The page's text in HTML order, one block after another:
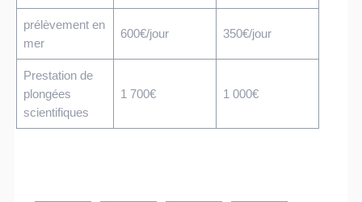
prélèvement en
mer
600€/jour 350€/jour
Prestation de
plongées
scientifiques
1 700€ 1 000€